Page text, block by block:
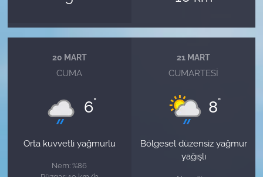
20 MART
CUMA
6°
Orta kuvvetli yağmurlu
Nem: %86
21 MART
CUMARTESI
8°
Bölgesel düzensiz yağmur
yağışlı